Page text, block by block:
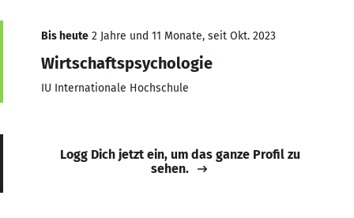
Bis heute 2 Jahre und 11 Monate, seit Okt. 2023
Wirtschaftspsychologie
IU Internationale Hochschule
Logg Dich jetzt ein, um das ganze Profil zu
sehen.